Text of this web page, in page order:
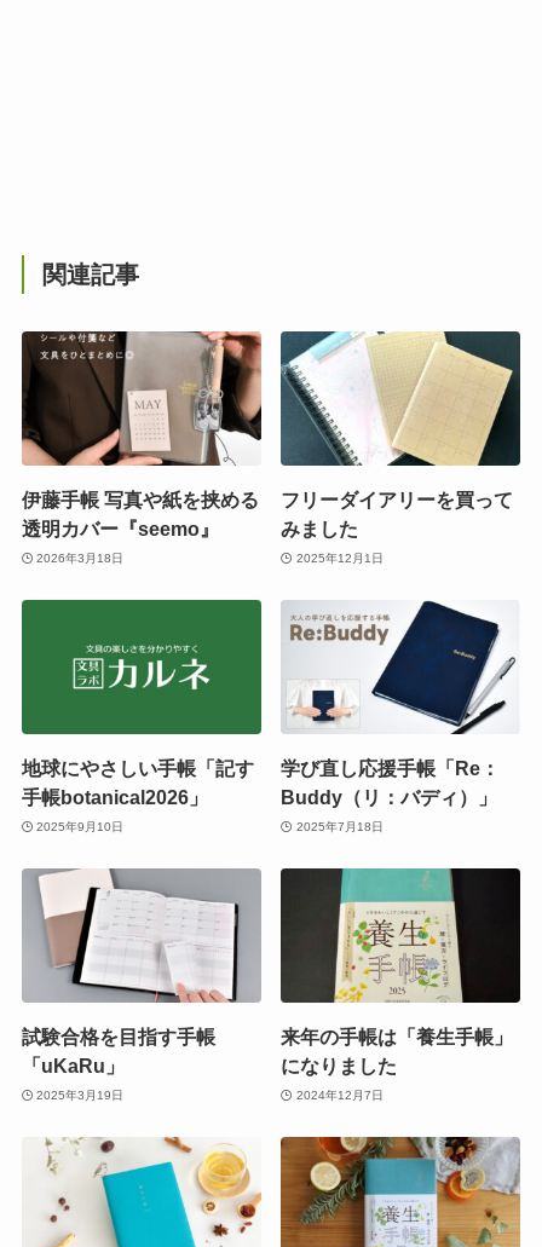
関連記事
伊藤手帳 写真や紙を挟める
透明カバー『seemo』
2026年3月18日
フリーダイアリーを買って
みました
2025年12月1日
地球にやさしい手帳「記す
手帳botanical2026」
2025年9月10日
学び直し応援手帳「Re：
Buddy（リ：バディ）」
2025年7月18日
試験合格を目指す手帳
「uKaRu」
2025年3月19日
来年の手帳は「養生手帳」
になりました
2024年12月7日